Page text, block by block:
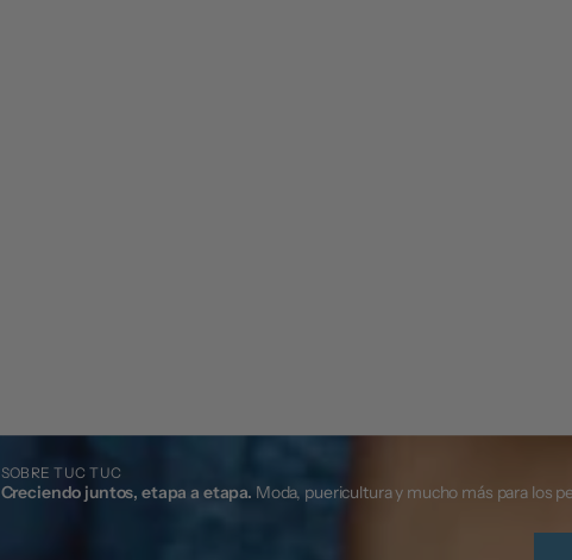
SOBRE TUC TUC
Creciendo juntos, etapa a etapa. Moda, puericultura y mucho más para los